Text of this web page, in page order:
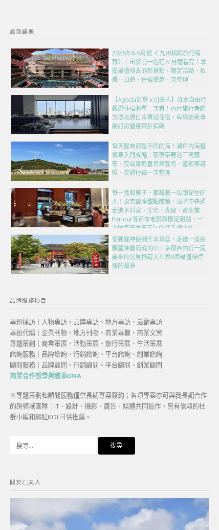
最新議題
2026年8-9月號《 九州福岡旅行情
報》｜出發前一週花 5 分鐘看完！掌
握最值得去的新景點、限定活動、私
房一日遊、住宿優惠一次整理
【Agoda訂房 x CJ夫人】日本自由行
嚴選住宿名單一次看！內行旅行者的
方法挑選日本質感住宿，每周更新專
屬訂房優惠與折扣碼
每天醒來都是不同的海！瀨戶內海藝
術祭入門攻略：夜宿宇野港三天兩
夜，完成跳島直島與豐島、藝術祭護
照、交通住宿一次整理
每一盒和菓子，都藏著一位想記住的
人！東京銀座甜點散策，沿著中央通
走進木村家、空也、虎屋、資生堂
Parlour等百年老舖與限定甜點，一
次匯集日本五百年的伴手禮文化
從狐狸神使到千本鳥居，走進一座由
願望堆疊而成的山｜京都自由行一定
要來的伏見稻荷大社與8個最值得停
留的風景
品牌服務項目
專題採訪｜人物專訪、品牌專訪、地方專訪、活動專訪
專題代編｜企業刊物、地方刊物、商業專欄、商業文案
專題策劃｜商業策展、活動策展、旅行策展、生活策展
諮詢服務｜品牌諮詢、行銷諮詢、平台諮詢、創業諮詢
顧問服務｜品牌顧問、行銷顧問、平台顧問、創業顧問
商業合作哲學與敘事DNA
※專題策劃和顧問服務僅供長期專案簽約；各項專案亦可與我長期合作
的跨領域團隊：IT、設計、攝影、廣告、媒體共同協作，另有信賴的社
群小編和網紅KOL可供推薦。
字:
關於CJ夫人